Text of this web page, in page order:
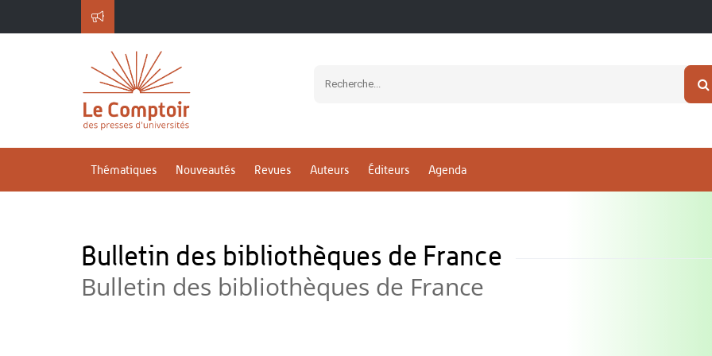
Thématiques Nouveautés Revues Auteurs Éditeurs Agenda
Bulletin des bibliothèques de France
Bulletin des bibliothèques de France